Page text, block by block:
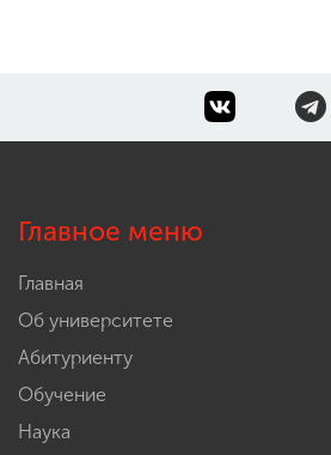
Главное меню
Главная
Об университете
Абитуриенту
Обучение
Наука